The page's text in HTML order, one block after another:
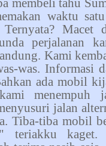
membeli tahu
waktu
Macet
perjalanan
Kami
was. Informasi
ada mobil
menempuh
jalan
Tiba-tiba mobil
teriakku